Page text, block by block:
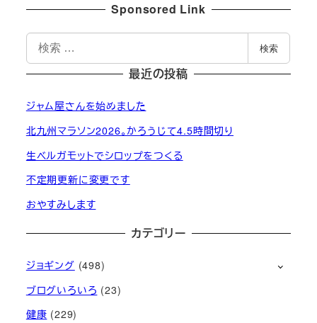
Sponsored Link
索
検索
最近の投稿
ジャム屋さんを始めました
北九州マラソン2026。かろうじて4.5時間切り
生ベルガモットでシロップをつくる
不定期更新に変更です
おやすみします
カテゴリー
ジョギング (498)
ブログいろいろ (23)
健康 (229)